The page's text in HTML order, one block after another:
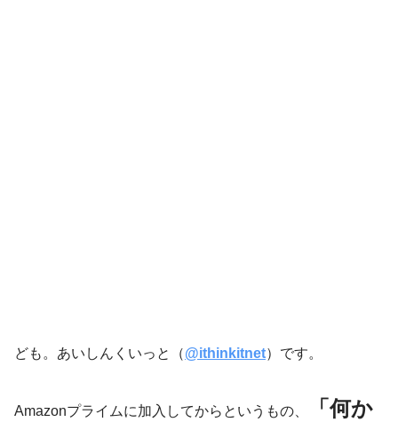
ども。あいしんくいっと（@ithinkitnet）です。
Amazonプライムに加入してからというもの、
「何か